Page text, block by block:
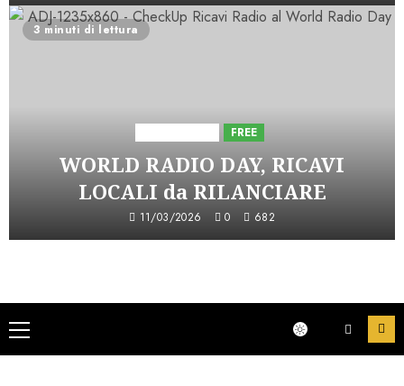
3 minuti di lettura
FREE
WORLD RADIO DAY, RICAVI
LOCALI da RILANCIARE
11/03/2026 0 682
Menu
principale